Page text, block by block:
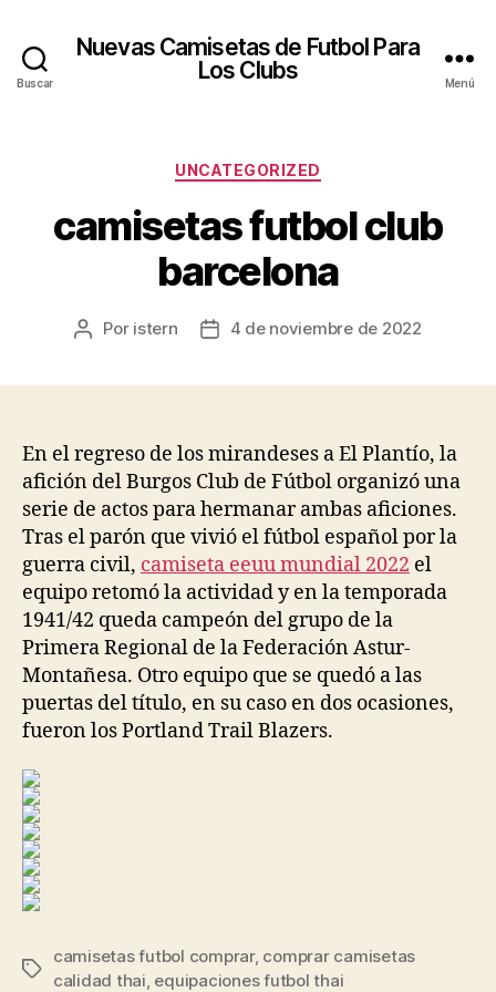
Buscar
Nuevas Camisetas de Futbol Para
Los Clubs
Menú
Categorías
UNCATEGORIZED
camisetas futbol club
barcelona
Autor
Por istern
Fecha4 de noviembre de 2022
En el regreso de los mirandeses a El Plantío, la
afición del Burgos Club de Fútbol organizó una
serie de actos para hermanar ambas aficiones.
Tras el parón que vivió el fútbol español por la
guerra civil, camiseta eeuu mundial 2022 el
equipo retomó la actividad y en la temporada
1941/42 queda campeón del grupo de la
Primera Regional de la Federación Astur-
Montañesa. Otro equipo que se quedó a las
puertas del título, en su caso en dos ocasiones,
fueron los Portland Trail Blazers.
Etiquetas
camisetas futbol comprar, comprar camisetas
calidad thai, equipaciones futbol thai